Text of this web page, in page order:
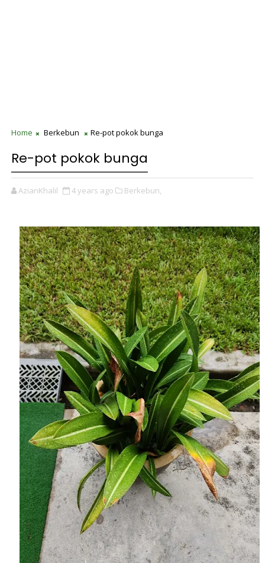
Home Berkebun Re-pot pokok bunga
Re-pot pokok bunga
AzianKhalil 4 years ago Berkebun,